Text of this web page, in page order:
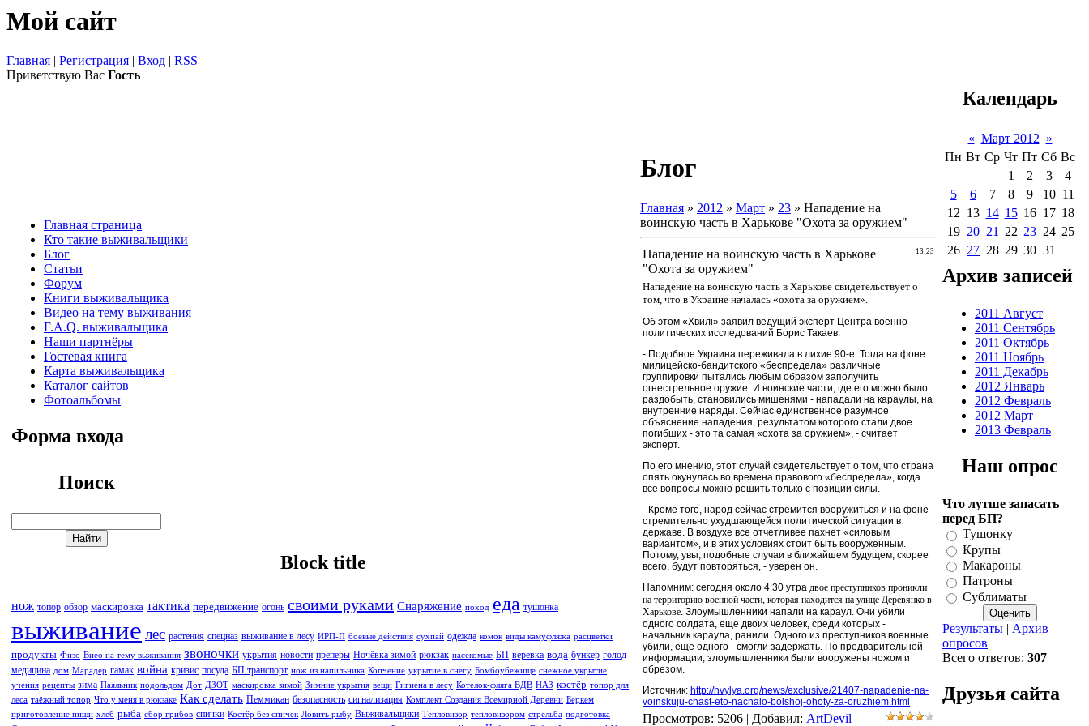
Мой сайт
Главная | Регистрация | Вход | RSS
Приветствую Вас Гость
Главная страница
Кто такие выживальщики
Блог
Статьи
Форум
Книги выживальщика
Видео на тему выживания
F.A.Q. выживальщика
Наши партнёры
Гостевая книга
Карта выживальщика
Каталог сайтов
Фотоальбомы
Форма входа
Поиск
Block title
нож топор обзор маскировка тактика передвижение огонь своими руками Снаряжение поход еда тушонка
выживание лес растения спецназ выживание в лесу ИРП-П боевые действия сухпай одежда комок виды камуфляжа расцветки
продукты Физо Виео на тему выживания звоночки укрытия новости преперы Ночёвка зимой рюкзак насекомые БП веревка вода бункер голод
медицина дом Марадёр гамак война кризис посуда БП транспорт нож из напильника Копчение укрытие в снегу Бомбоубежище снежное укрытие
учения рецепты зима Паяльник подольдом Дот ДЗОТ маскировка зимой Зимние укрытия вещи Гигиена в лесу Котелок-фляга ВДВ НАЗ костёр топор для
леса таёжный топор Что у меня в рюкзаке Как сделать Пеммикан безопасность сигнализация Комплект Создания Всемирной Деревни Беркем
приготовление пищи хлеб рыба сбор грибов спички Костёр без спичек Ловить рыбу Выживальщики Тепловизор тепловизором стрельба подготовка
Блог
Главная » 2012 » Март » 23 » Нападение на
воинскую часть в Харькове "Охота за оружием"
13:23
Нападение на воинскую часть в Харькове
"Охота за оружием"
Нападение на воинскую часть в Харькове свидетельствует о
том, что в Украине началась «охота за оружием».
Об этом «Хвилі» заявил ведущий эксперт Центра военно-
политических исследований Борис Такаев.
- Подобное Украина переживала в лихие 90-е. Тогда на фоне
милицейско-бандитского «беспредела» различные
группировки пытались любым образом заполучить
огнестрельное оружие. И воинские части, где его можно было
раздобыть, становились мишенями - нападали на караулы, на
внутренние наряды. Сейчас единственное разумное
объяснение нападения, результатом которого стали двое
погибших - это та самая «охота за оружием», - считает
эксперт.
По его мнению, этот случай свидетельствует о том, что страна
опять окунулась во времена правового «беспредела», когда
все вопросы можно решить только с позиции силы.
- Кроме того, народ сейчас стремится вооружиться и на фоне
стремительно ухудшающейся политической ситуации в
державе. В воздухе все отчетливее пахнет «силовым
вариантом», и в этих условиях стоит быть вооруженным.
Потому, увы, подобные случаи в ближайшем будущем, скорее
всего, будут повторяться, - уверен он.
Напомним: сегодня около 4:30 утра двое преступников проникли
на территорию военной части, которая находится на улице Деревянко в
Харькове. Злоумышленники напали на караул. Они убили
одного солдата, еще двоих человек, среди которых -
начальник караула, ранили. Одного из преступников военные
убили, еще одного - смогли задержать. По предварительной
информации, злоумышленники были вооружены ножом и
обрезом.
Источник: http://hvylya.org/news/exclusive/21407-napadenie-na-
voinskuju-chast-eto-nachalo-bolshoj-ohoty-za-oruzhiem.html
Просмотров: 5206 | Добавил: ArtDevil |
Календарь
« Март 2012 »
Пн Вт Ср Чт Пт Сб Вс
1
2 3
4
5
6 7 8 9 10 11
12 13 14 15 16 17 18
19 20 21 22 23 24 25
26 27 28 29 30 31
Архив записей
2011 Август
2011 Сентябрь
2011 Октябрь
2011 Ноябрь
2011 Декабрь
2012 Январь
2012 Февраль
2012 Март
2013 Февраль
Наш опрос
Что лутше запасать
перед БП?
Тушонку
Крупы
Макароны
Патроны
Сублиматы
Результаты | Архив
опросов
Всего ответов: 307
Друзья сайта